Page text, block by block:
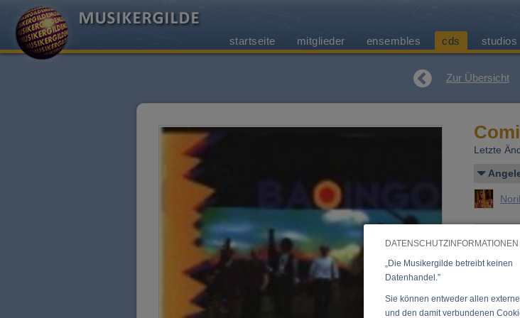
DATENSCHUTZINFORMATIONEN
„Die Musikergilde betreibt keinen
Datenhandel.”
Sie können entweder allen
und den damit verbundenen
startseite mitglieder ensembles cds studios
Zur Übersicht
Letzte
Preis:
»Anfrage